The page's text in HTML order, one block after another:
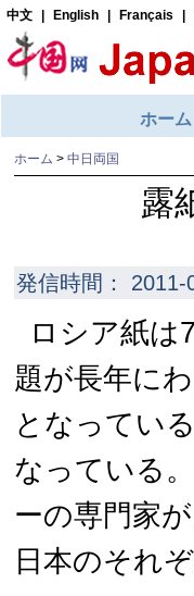
ホーム > 中日両国
露
発信時間：
ロシア紙は
題が長年に
となってい
なっている
ーの専門家
日本のそれ